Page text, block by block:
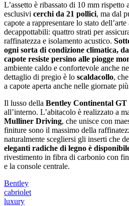
L’assetto è ribassato di 10 mm rispetto
esclusivi cerchi da 21 pollici, ma dal
capote a rappresentare lo stato
decappottabili: quattro strati per
raffinatezza e isolamento acustico.
ogni sorta di condizione climatica,
capote resiste persino alle piogge
ambiente caldo e confortevole anche
dettaglio di pregio è lo scaldacollo,
a capote aperta anche nelle giornate
Il lusso della Bentley Continental GT
all’interno. L’abitacolo è realizzato a
Mulliner Driving, che unisce con
finiture sono il massimo della
naturalmente scegliersi gli inserti che
eleganti radiche di legno è
rivestimento in fibra di carbonio con
e la console centrale.
Bentley
cabriolet
luxury